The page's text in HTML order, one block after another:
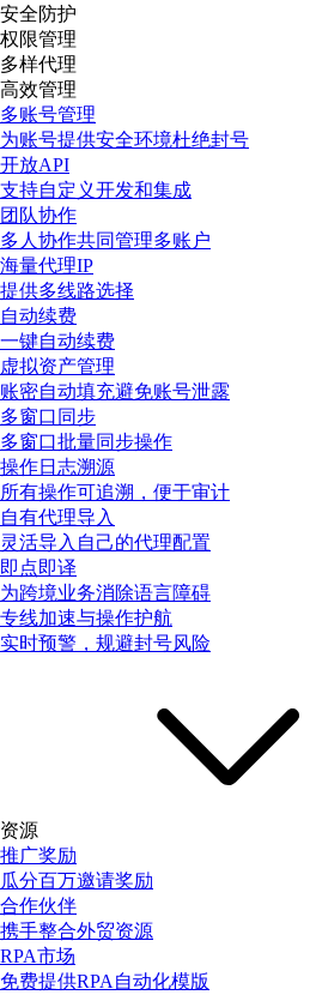
安全防护
权限管理
多样代理
高效管理
多账号管理
为账号提供安全环境杜绝封号
开放API
支持自定义开发和集成
团队协作
多人协作共同管理多账户
海量代理IP
提供多线路选择
自动续费
一键自动续费
虚拟资产管理
账密自动填充避免账号泄露
多窗口同步
多窗口批量同步操作
操作日志溯源
所有操作可追溯，便于审计
自有代理导入
灵活导入自己的代理配置
即点即译
为跨境业务消除语言障碍
专线加速与操作护航
实时预警，规避封号风险
资源
推广奖励
瓜分百万邀请奖励
合作伙伴
携手整合外贸资源
RPA市场
免费提供RPA自动化模版